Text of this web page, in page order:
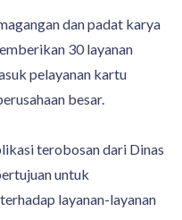
dan padat karya
30 layanan
pelayanan kartu
besar.
terobosan dari Dinas
untuk
layanan-layanan